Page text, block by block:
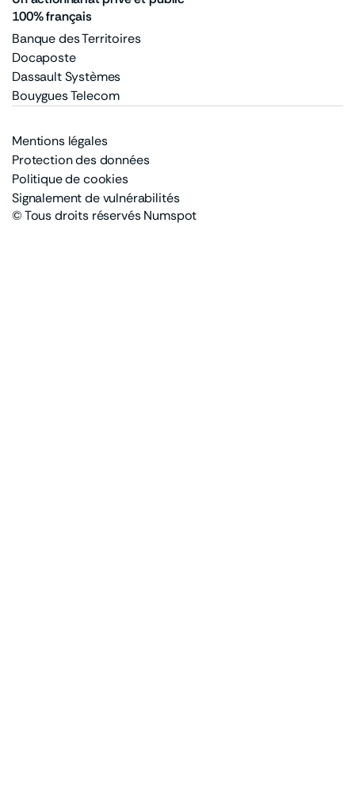
100% français
Banque des Territoires
Docaposte
Dassault Systèmes
Bouygues Telecom
Mentions légales
Protection des données
Politique de cookies
Signalement de vulnérabilités
© Tous droits réservés Numspot